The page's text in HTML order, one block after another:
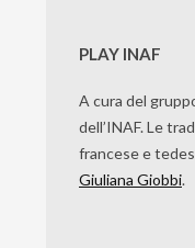
PLAY INAF
A cura del
dell’INAF. Le
francese e
Giuliana Giobbi.